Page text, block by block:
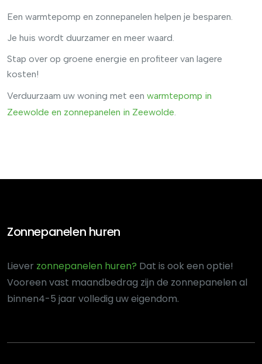
Een warmtepomp en zonnepanelen helpen je besparen.
Je huis wordt duurzamer en meer waard.
Stap over op groene energie en profiteer van lagere
kosten!
Verduurzaam uw woning met een warmtepomp in
Zeewolde en zonnepanelen in Zeewolde
Zonnepanelen huren
Liever zonnepanelen huren? Dat is ook een optie!
Vooreen vast maandbedrag zijn de zonnepanelen al
binnen4-5 jaar volledig uw eigendom.